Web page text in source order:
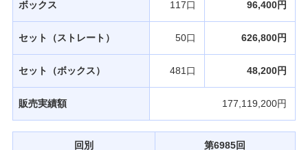
ボックス 117口 96,400円
セット（ストレート） 50口 626,800円
セット（ボックス） 481口 48,200円
販売実績額 177,119,200円
回別 第6985回